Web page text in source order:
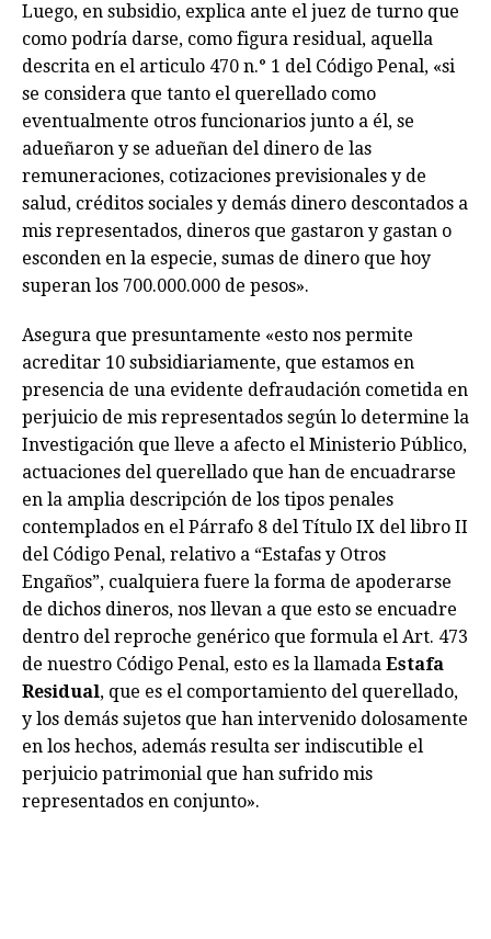
Luego, en subsidio, explica ante el juez de turno que
como podría darse, como figura residual, aquella
descrita en el articulo 470 n.° 1 del Código Penal, «si
se considera que tanto el querellado como
eventualmente otros funcionarios junto a él, se
adueñaron y se adueñan del dinero de las
remuneraciones, cotizaciones previsionales y de
salud, créditos sociales y demás dinero descontados a
mis representados, dineros que gastaron y gastan o
esconden en la especie, sumas de dinero que hoy
superan los 700.000.000 de pesos».
Asegura que presuntamente «esto nos permite
acreditar 10 subsidiariamente, que estamos en
presencia de una evidente defraudación cometida en
perjuicio de mis representados según lo determine la
Investigación que lleve a afecto el Ministerio Público,
actuaciones del querellado que han de encuadrarse
en la amplia descripción de los tipos penales
contemplados en el Párrafo 8 del Título IX del libro II
del Código Penal, relativo a “Estafas y Otros
Engaños”, cualquiera fuere la forma de apoderarse
de dichos dineros, nos llevan a que esto se encuadre
dentro del reproche genérico que formula el Art. 473
de nuestro Código Penal, esto es la llamada Estafa
Residual, que es el comportamiento del querellado,
y los demás sujetos que han intervenido dolosamente
en los hechos, además resulta ser indiscutible el
perjuicio patrimonial que han sufrido mis
representados en conjunto».